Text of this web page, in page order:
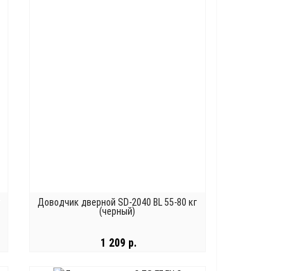
Доводчик дверной SD-2040 BL 55-80 кг
(черный)
1 209 р.